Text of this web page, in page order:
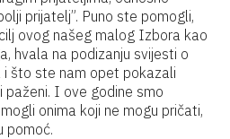
prijatelj”. Puno ste pomogli,
ovog našeg malog Izbora kao
hvala na podizanju svijesti o
i što ste nam opet pokazali
paženi. I ove godine smo
onima koji ne mogu pričati,
pomoć.